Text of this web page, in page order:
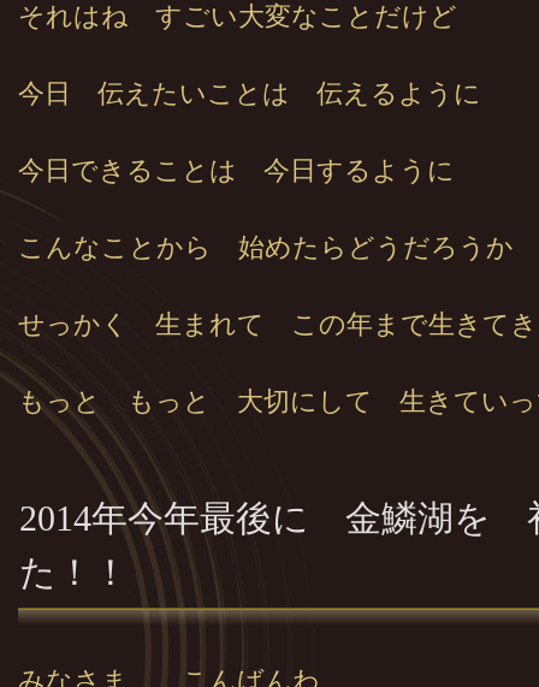
それはね すごい大変なことだけど
今日 伝えたいことは 伝えるように
今日できることは 今日するように
こんなことから 始めたらどうだろうか
せっかく 生まれて この年まで生きてき
もっと もっと 大切にして 生きていっ
2014年今年最後に 金鱗湖を
た！！
みなさま こんばんわ